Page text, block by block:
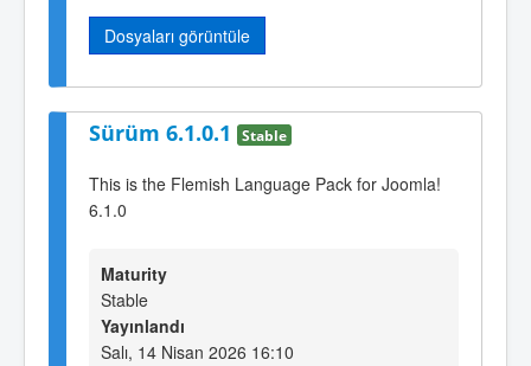
Dosyaları görüntüle
Sürüm 6.1.0.1 Stable
This is the Flemish Language Pack for Joomla!
6.1.0
Maturity
Stable
Yayınlandı
Salı, 14 Nisan 2026 16:10